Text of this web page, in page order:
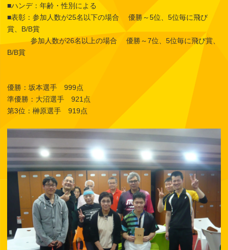
■ハンデ：年齢・性別による
■表彰：参加人数が25名以下の場合 優勝～5位、5位毎に飛び
賞、B/B賞
参加人数が26名以上の場合 優勝～7位、5位毎に飛び賞、
B/B賞
優勝：坂本選手 999点
準優勝：大沼選手 921点
第3位：榊原選手 919点